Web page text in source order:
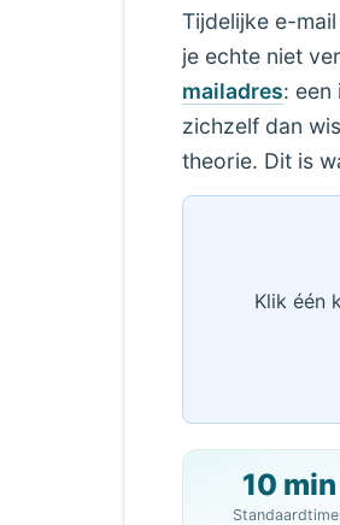
Tijdelijke e-
je echte niet
mailadres:
zichzelf dan
theorie. Dit is
Klik één
10 min